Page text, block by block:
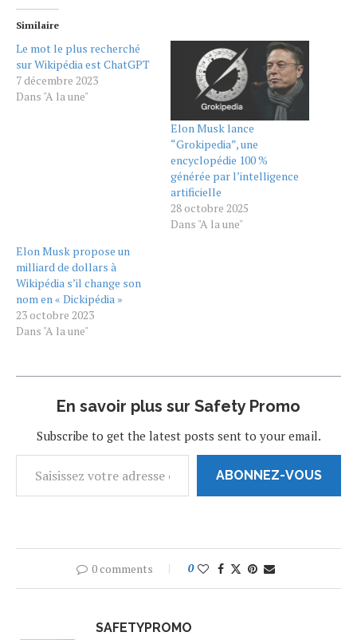
Similaire
Le mot le plus recherché
sur Wikipédia est ChatGPT
7 décembre 2023
Dans "A la une"
Elon Musk lance
“Grokipedia”, une
encyclopédie 100 %
générée par l’intelligence
artificielle
28 octobre 2025
Dans "A la une"
Elon Musk propose un
milliard de dollars à
Wikipédia s’il change son
nom en « Dickipédia »
23 octobre 2023
Dans "A la une"
En savoir plus sur Safety Promo
Subscribe to get the latest posts sent to your email.
ABONNEZ-VOUS
0 comments 0
SAFETYPROMO